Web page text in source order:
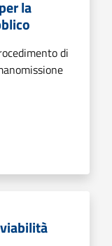
la
di